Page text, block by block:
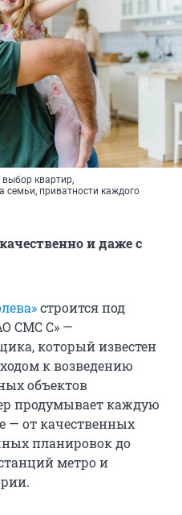
выбор квартир,
семьи, приватности каждого
и даже с
строится под
СМС С» —
который известен
к возведению
объектов
продумывает каждую
— от качественных
планировок до
метро и